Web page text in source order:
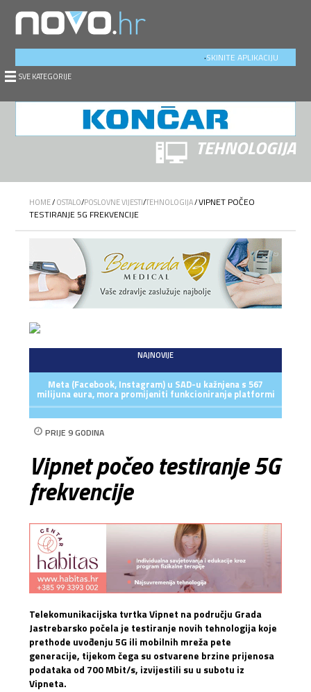
SKINITE APLIKACIJU
.
SVE KATEGORIJE
TEHNOLOGIJA
HOME/OSTALO/POSLOVNE VIJESTI/TEHNOLOGIJA/VIPNET POČEO
TESTIRANJE 5G FREKVENCIJE
NAJNOVIJE
Meta (Facebook, Instagram) u SAD-u kažnjena s 567
milijuna eura, mora promijeniti funkcioniranje platformi
PRIJE 9 GODINA
Vipnet počeo testiranje 5G
frekvencije
Telekomunikacijska tvrtka Vipnet na području Grada
Jastrebarsko počela je testiranje novih tehnologija koje
prethode uvođenju 5G ili mobilnih mreža pete
generacije, tijekom čega su ostvarene brzine prijenosa
podataka od 700 Mbit/s, izvijestili su u subotu iz
Vipneta.